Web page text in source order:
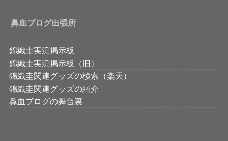
鼻血ブログ出張所
錦織圭実況掲示板
錦織圭実況掲示板（旧）
錦織圭関連グッズの検索（楽天）
錦織圭関連グッズの紹介
鼻血ブログの舞台裏